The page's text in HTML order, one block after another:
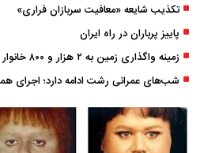
تکذیب شایعه «معافیت سربازان فراری»
پاییز پرباران در راه ایران
زمینه واگذاری زمین به ۲ هزار و ۸۰۰ خانوار بومی گیلان فراهم شد